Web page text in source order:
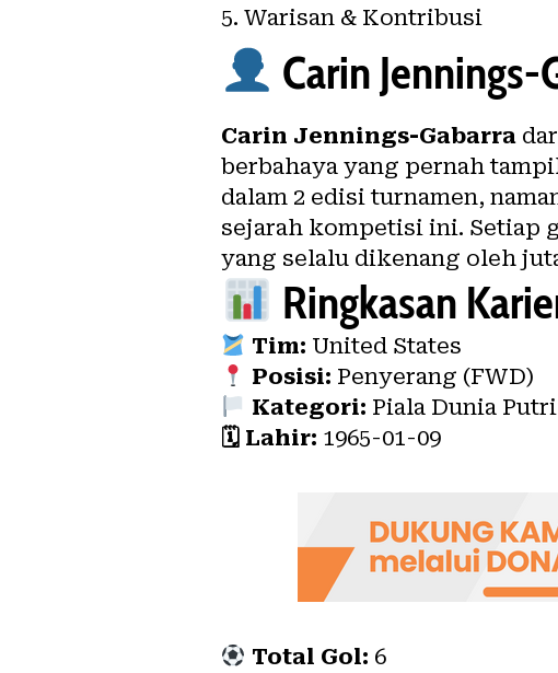
Warisan & Kontribusi
Carin Jennings-
Carin Jennings-Gabarra
berbahaya yang pernah
dalam 2 edisi turnamen,
sejarah kompetisi ini. Setiap
yang selalu dikenang oleh
Ringkasan
Tim: United States
Posisi: Penyerang (FWD)
Kategori: Piala Dunia Putri
🗓 Lahir: 1965-01-09
Total Gol: 6